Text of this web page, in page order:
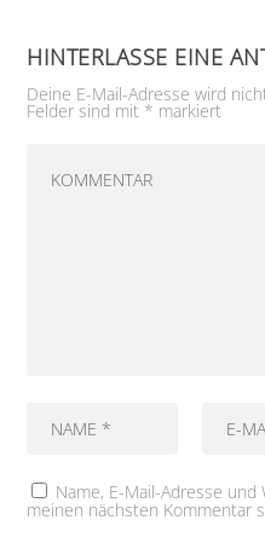
HINTERLASSE EINE
Deine E-Mail-Adresse wird
Felder sind mit * markiert
Name, E-Mail-Adresse
meinen nächsten Kommentar